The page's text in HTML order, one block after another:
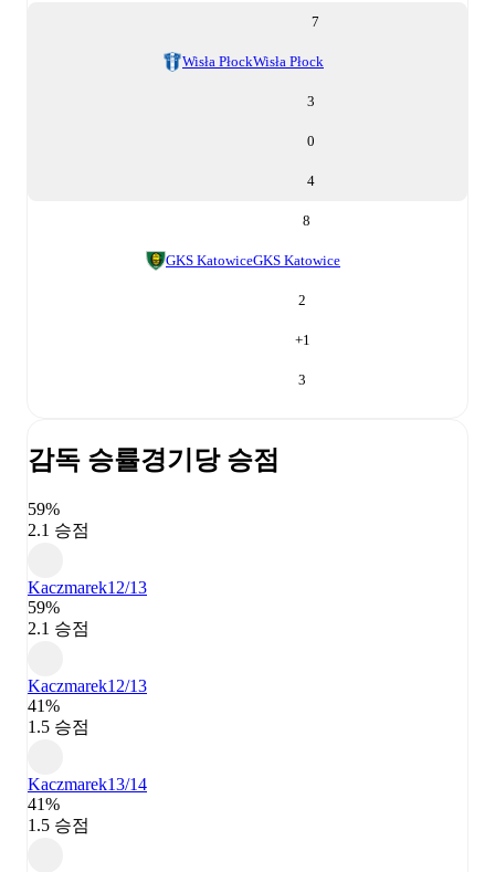
7
Wisła PłockWisła Płock
3
0
4
8
GKS KatowiceGKS Katowice
2
+1
3
감독 승률경기당 승점
59%
2.1 승점
Kaczmarek12/13
59%
2.1 승점
Kaczmarek12/13
41%
1.5 승점
Kaczmarek13/14
41%
1.5 승점